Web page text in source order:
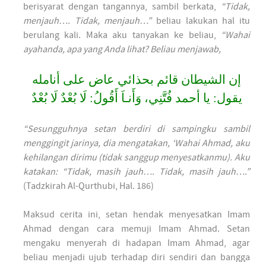
berisyarat dengan tangannya, sambil berkata,
“Tidak,
menjauh…. Tidak, menjauh…”beliau lakukan hal itu
berulang kali. Maka aku tanyakan ke beliau,
“Wahai
ayahanda, apa yang Anda lihat? Beliau menjawab,
إن الشيطان قائم بحذائي عاض على أنامله
يقول: يا أحمد فُتَّنِي، وَأَنـاَ أَقُولُ: لَا بُعْدٌ لَا بُعْدٌ
“Sesungguhnya setan berdiri di sampingku sambil
menggingit jarinya, dia mengatakan, ‘Wahai Ahmad, aku
kehilangan dirimu (tidak sanggup menyesatkanmu). Aku
katakan: “Tidak, masih jauh…. Tidak, masih jauh….”
(Tadzkirah Al-Qurthubi, Hal. 186)
Maksud cerita ini, setan hendak menyesatkan Imam
Ahmad dengan cara memuji Imam Ahmad. Setan
mengaku menyerah di hadapan Imam Ahmad, agar
beliau menjadi ujub terhadap diri sendiri dan bangga